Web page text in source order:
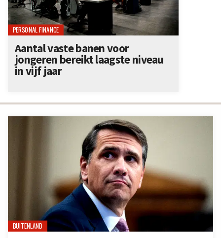
BUITENLAND
PERSONAL FINANCE
Aantal vaste banen voor
jongeren bereikt laagste niveau
in vijf jaar